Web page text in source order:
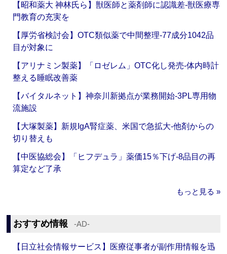
【昭和薬大 神林氏ら】獣医師と薬剤師に認識差‐獣医療専
門教育の充実を
【厚労省検討会】OTC類似薬で中間整理‐77成分1042品
目が対象に
【アリナミン製薬】「ロゼレム」OTC化し発売‐体内時計
整える睡眠改善薬
【バイタルネット】神奈川新拠点が業務開始‐3PL専用物
流施設
【大塚製薬】新規IgA腎症薬、米国で急拡大‐他剤からの
切り替えも
【中医協総会】「ヒフデュラ」薬価15％下げ‐8品目の再
算定など了承
もっと見る »
おすすめ情報 ‐AD‐
【日立社会情報サービス】医療従事者が副作用情報を迅